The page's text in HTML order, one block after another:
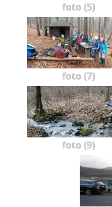
foto (5)
foto (7)
foto (9)